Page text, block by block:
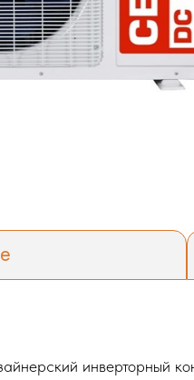
инверторный